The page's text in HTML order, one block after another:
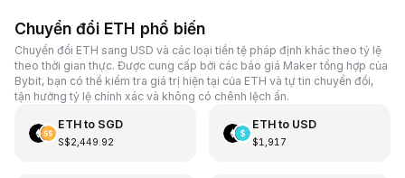
Chuyển đổi ETH phổ biến
Chuyển đổi ETH sang USD và các loại tiền tệ pháp định khác theo tỷ lệ
theo thời gian thực. Được cung cấp bởi các báo giá Maker tổng hợp của
Bybit, bạn có thể kiểm tra giá trị hiện tại của ETH và tự tin chuyển đổi,
tận hưởng tỷ lệ chính xác và không có chênh lệch ẩn.
ETHto SGD
S$2,449.92
ETHto USD
$1,917